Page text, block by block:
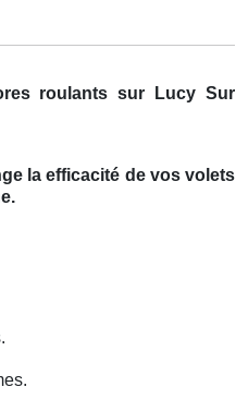
roulants sur Lucy Sur
la efficacité de vos volets